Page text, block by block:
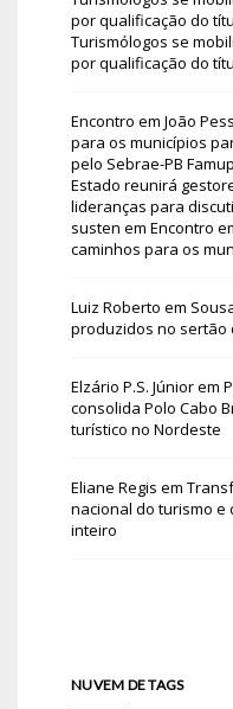
por qualificação do
Turismólogos se
por qualificação do
Encontro em João
para os municípios
pelo Sebrae-PB
Estado reunirá
lideranças para
susten em Encontro
caminhos para os
Luiz Roberto em
produzidos no sertão
Elzário P.S. Júniorem
consolida Polo Cabo
turístico no Nordeste
Eliane Regis em
nacional do turismo e
inteiro
NUVEM DE TAGS